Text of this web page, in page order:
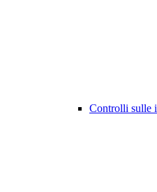
Controlli sulle